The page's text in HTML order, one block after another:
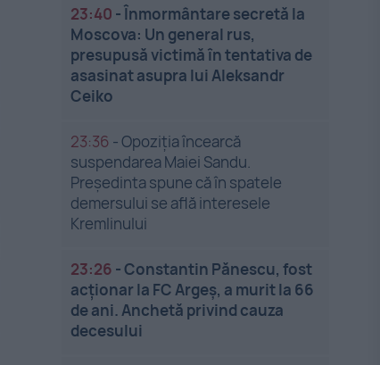
23:40 -Înmormântare secretă la
Moscova: Un general rus,
presupusă victimă în tentativa de
asasinat asupra lui Aleksandr
Ceiko
23:36 -Opoziția încearcă
suspendarea Maiei Sandu.
Președinta spune că în spatele
demersului se află interesele
Kremlinului
23:26 -Constantin Pănescu, fost
acționar la FC Argeș, a murit la 66
de ani. Anchetă privind cauza
decesului